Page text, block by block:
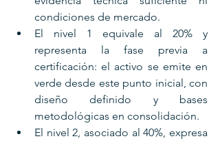
condiciones de mercado.
El nivel 1 equivale al 20% y
representa la fase previa a
certificación: el activo se emite en
verde desde este punto inicial, con
diseño definido y bases
metodológicas en consolidación.
El nivel 2, asociado al 40%, expresa